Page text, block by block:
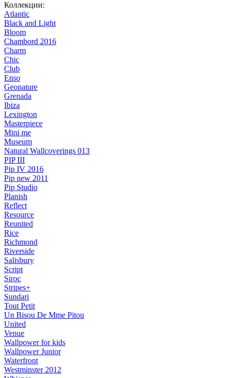
Коллекции:
Atlantic
Black and Light
Bloom
Chambord 2016
Charm
Chic
Club
Enso
Geonature
Grenada
Ibiza
Lexington
Masterpiece
Mini me
Museum
Natural Wallcoverings 013
PIP III
Pip IV 2016
Pip new 2011
Pip Studio
Planish
Reflect
Resource
Reunited
Rice
Richmond
Riverside
Salisbury
Script
Siroc
Stripes+
Sundari
Tout Petit
Un Bisou De Mme Pitou
United
Venue
Wallpower for kids
Wallpower Junior
Waterfront
Westminster 2012